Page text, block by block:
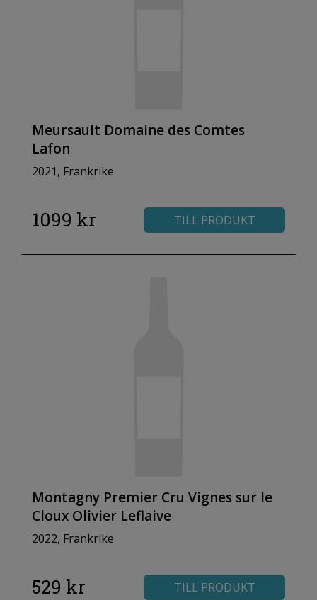
Meursault Domaine des Comtes
Lafon
2021, Frankrike
1099 kr TILL PRODUKT
Montagny Premier Cru Vignes sur le
Cloux Olivier Leflaive
2022, Frankrike
529 kr TILL PRODUKT